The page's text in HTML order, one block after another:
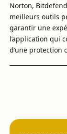
Norton,
meilleurs outils
garantir une
l’application qui
d’une protection